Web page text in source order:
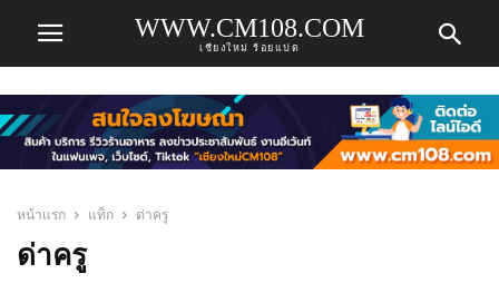
WWW.CM108.COM
เชียงใหม่ ร้อยแปด
หน้าแรก แท็ก ด่าครู
ด่าครู